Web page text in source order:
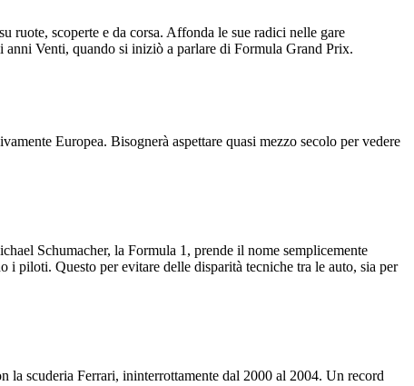
ruote, scoperte e da corsa. Affonda le sue radici nelle gare
Venti, quando si iniziò a parlare di Formula Grand Prix.
Europea. Bisognerà aspettare quasi mezzo secolo per vedere
Schumacher, la Formula 1, prende il nome semplicemente
i piloti. Questo per evitare delle disparità tecniche tra le auto, sia per
la scuderia Ferrari, ininterrottamente dal 2000 al 2004. Un record